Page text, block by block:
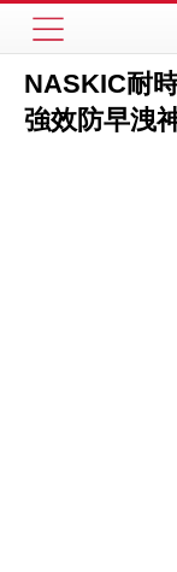
NASKIC耐
強效防早洩